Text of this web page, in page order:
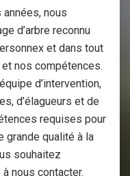
nous
d’arbre reconnu
et dans tout
nos compétences.
d’intervention,
d’élagueurs et de
requises pour
grande qualité à la
souhaitez
nous contacter.